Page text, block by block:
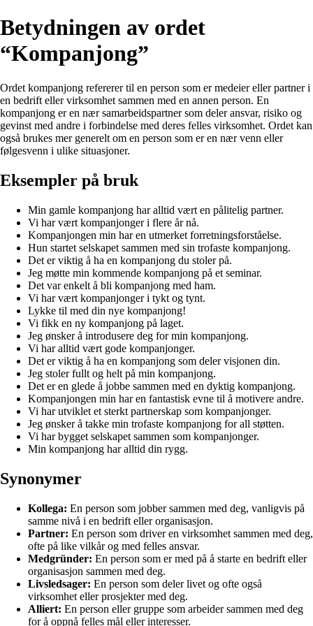
Betydningen av ordet
“Kompanjong”
Ordet kompanjong refererer til en person som er medeier eller partner i
en bedrift eller virksomhet sammen med en annen person. En
kompanjong er en nær samarbeidspartner som deler ansvar, risiko og
gevinst med andre i forbindelse med deres felles virksomhet. Ordet kan
også brukes mer generelt om en person som er en nær venn eller
følgesvenn i ulike situasjoner.
Eksempler på bruk
Min gamle kompanjong har alltid vært en pålitelig partner.
Vi har vært kompanjonger i flere år nå.
Kompanjongen min har en utmerket forretningsforståelse.
Hun startet selskapet sammen med sin trofaste kompanjong.
Det er viktig å ha en kompanjong du stoler på.
Jeg møtte min kommende kompanjong på et seminar.
Det var enkelt å bli kompanjong med ham.
Vi har vært kompanjonger i tykt og tynt.
Lykke til med din nye kompanjong!
Vi fikk en ny kompanjong på laget.
Jeg ønsker å introdusere deg for min kompanjong.
Vi har alltid vært gode kompanjonger.
Det er viktig å ha en kompanjong som deler visjonen din.
Jeg stoler fullt og helt på min kompanjong.
Det er en glede å jobbe sammen med en dyktig kompanjong.
Kompanjongen min har en fantastisk evne til å motivere andre.
Vi har utviklet et sterkt partnerskap som kompanjonger.
Jeg ønsker å takke min trofaste kompanjong for all støtten.
Vi har bygget selskapet sammen som kompanjonger.
Min kompanjong har alltid din rygg.
Synonymer
Kollega: En person som jobber sammen med deg, vanligvis på
samme nivå i en bedrift eller organisasjon.
Partner: En person som driver en virksomhet sammen med deg,
ofte på like vilkår og med felles ansvar.
Medgründer: En person som er med på å starte en bedrift eller
organisasjon sammen med deg.
Livsledsager: En person som deler livet og ofte også
virksomhet eller prosjekter med deg.
Alliert: En person eller gruppe som arbeider sammen med deg
for å oppnå felles mål eller interesser.